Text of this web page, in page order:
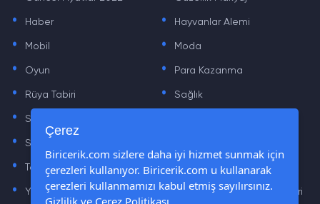
. Haber . Hayvanlar Alemi
. Mobil . Moda
. Oyun . Para Kazanma
. Rüya Tabiri . Sağlık
. Sinema .
. Sözler
. Teknoloji Haberleri . Yaşam
. Yazılım Haberleri . Yiyecek Önerileri ve Tarifleri
Çerez
Biricerik.com sizlere daha iyi hizmet sunmak için
çerezleri kullanıyor. Biricerik.com u kullanarak
çerezleri kullanmamızı kabul etmiş sayılırsınız.
Gizlilik ve Çerez Politikası